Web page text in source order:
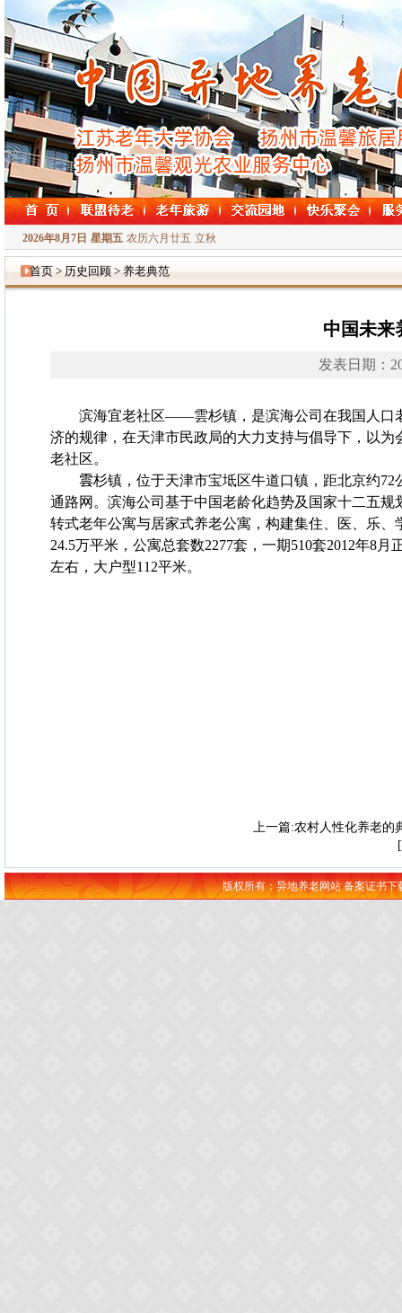
2026年8月7日 星期五 农历六月廿五 立秋
首页 > 历史回顾 > 养老典范
中国未来
发表日期：
滨海宜老社区——雲杉镇，是滨海公司在我国人口
济的规律，在天津市民政局的大力支持与倡导下，以
老社区。
雲杉镇， 位于天津市宝坻区牛道口镇，距北京约72
通路网。 滨海公司基于中国老龄化趋势及国家十二五
转式老年公寓与居家式养老公寓，构建集住、医、乐、
24.5万平米，公寓总套数2277套，一期510套2012年8月
左右，大户型112平米。
上一篇:农村人性化养老的
版权所有：异地养老网站 备案证书下